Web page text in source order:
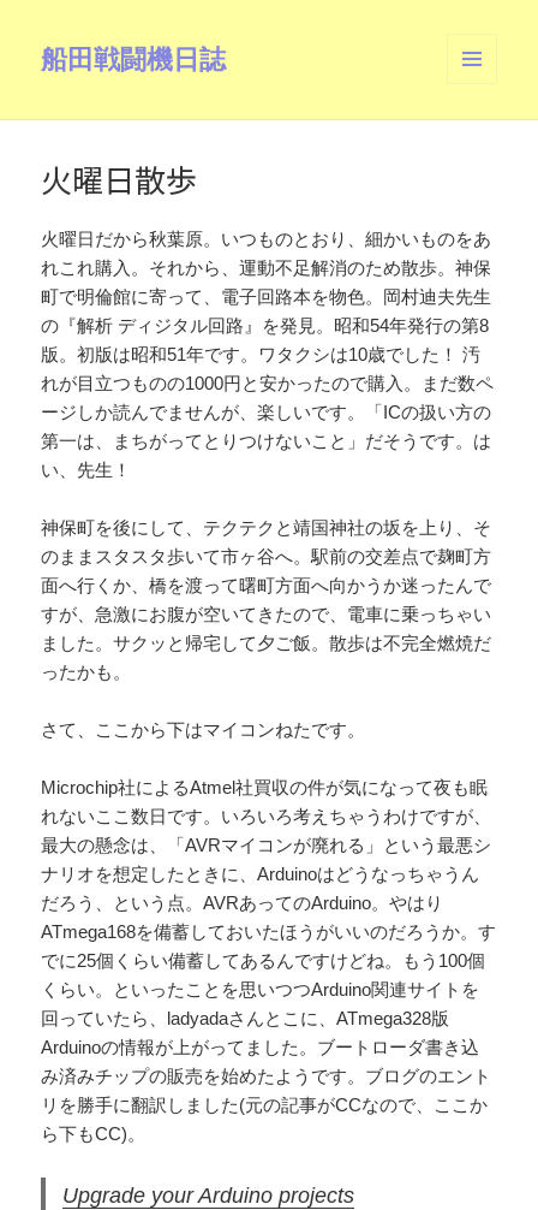
船田戦闘機日誌
ーとウ
火曜日散歩
火曜日だから秋葉原。いつものとおり、細かいものをあ
れこれ購入。それから、運動不足解消のため散歩。神保
町で明倫館に寄って、電子回路本を物色。岡村迪夫先生
の『解析 ディジタル回路』を発見。昭和54年発行の第8
版。初版は昭和51年です。ワタクシは10歳でした！ 汚
れが目立つものの1000円と安かったので購入。まだ数ペ
ージしか読んでませんが、楽しいです。「ICの扱い方の
第一は、まちがってとりつけないこと」だそうです。は
い、先生！
神保町を後にして、テクテクと靖国神社の坂を上り、そ
のままスタスタ歩いて市ヶ谷へ。駅前の交差点で麹町方
面へ行くか、橋を渡って曙町方面へ向かうか迷ったんで
すが、急激にお腹が空いてきたので、電車に乗っちゃい
ました。サクッと帰宅して夕ご飯。散歩は不完全燃焼だ
ったかも。
さて、ここから下はマイコンねたです。
Microchip社によるAtmel社買収の件が気になって夜も眠
れないここ数日です。いろいろ考えちゃうわけですが、
最大の懸念は、「AVRマイコンが廃れる」という最悪シ
ナリオを想定したときに、Arduinoはどうなっちゃうん
だろう、という点。AVRあってのArduino。やはり
ATmega168を備蓄しておいたほうがいいのだろうか。す
でに25個くらい備蓄してあるんですけどね。もう100個
くらい。といったことを思いつつArduino関連サイトを
回っていたら、ladyadaさんとこに、ATmega328版
Arduinoの情報が上がってました。ブートローダ書き込
み済みチップの販売を始めたようです。ブログのエント
リを勝手に翻訳しました(元の記事がCCなので、ここか
ら下もCC)。
Upgrade your Arduino projects